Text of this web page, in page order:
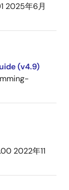
2025年6月
(v4.9)
2022年11